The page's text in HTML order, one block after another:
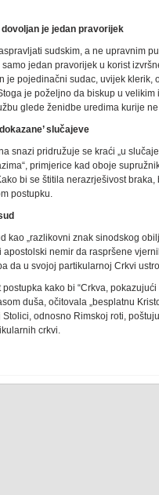
je jedan pravorijek
sudskim, a ne upravnim
jedan pravorijek u korist
je pojedinačni sudac, uvijek klerik,
je poželjno da biskup u
glede ženidbe uredima kurije
slučajeve
snazi pridružuje se kraći „u
primjerice kad oboje
bi se štitila nerazrješivost
postupku.
kao „razlikovni znak sinodskog
nemir da raspršene
da u svojoj partikularnoj Crkvi
kako bi “Crkva,
duša, očitovala „besplatnu
odnosno Rimskoj roti,
crkvi.